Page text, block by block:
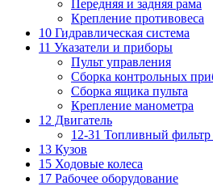
Передняя и задняя рама
Крепление противовеса
10 Гидравлическая система
11 Указатели и приборы
Пульт управления
Сборка контрольных
Сборка ящика пульта
Крепление манометра
12 Двигатель
12-31 Топливный фильтр
13 Кузов
15 Ходовые колеса
17 Рабочее оборудование